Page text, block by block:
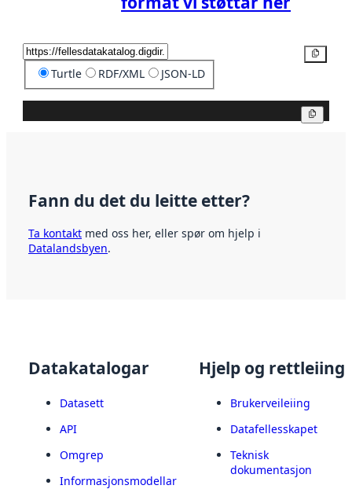
Turtle RDF/XML JSON-LD
Fann du det du leitte etter?
Ta kontakt med oss her, eller spør om hjelp i
Datalandsbyen.
Datakatalogar
Datasett
API
Omgrep
Informasjonsmodellar
Hjelp og rettleiing
Brukerveileiing
Datafellesskapet
Teknisk
dokumentasjon